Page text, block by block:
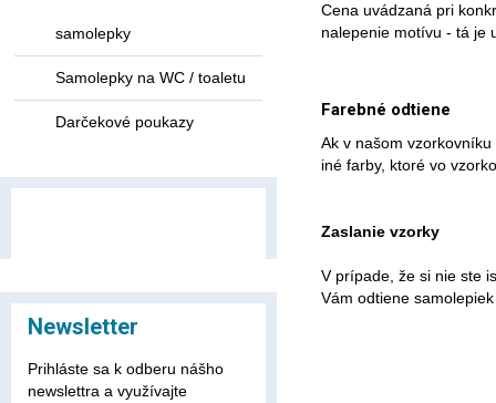
Cena uvádzaná pri
nalepenie motívu - tá je
Farebné odtiene
Ak v našom
iné farby, ktoré vo
Zaslanie vzorky
V prípade, že si nie ste
Vám odtiene
samolepky
Samolepky na WC / toaletu
Darčekové poukazy
Newsletter
Prihláste sa k odberu nášho
newslettra a využívajte